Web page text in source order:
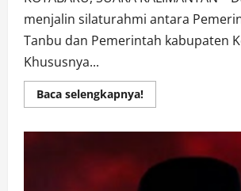
menjalin silaturahmi antara
Tanbu dan Pemerintah kabupaten
Khususnya...
Baca selengkapnya!Read
more
UNDANG
TC
GUNUNG